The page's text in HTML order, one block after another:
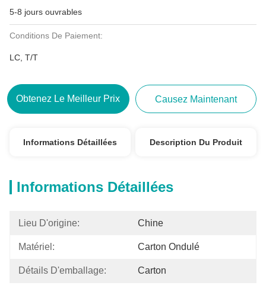
5-8 jours ouvrables
Conditions De Paiement:
LC, T/T
Obtenez Le Meilleur Prix Causez Maintenant
Informations Détaillées Description Du Produit
Informations Détaillées
Lieu D'origine: Chine
Matériel: Carton Ondulé
Détails D'emballage: Carton